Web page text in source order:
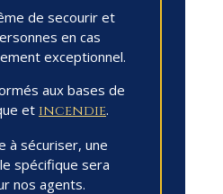
de secourir et
en cas
exceptionnel.
aux bases de
et incendie.
à sécuriser, une
spécifique sera
nos agents.